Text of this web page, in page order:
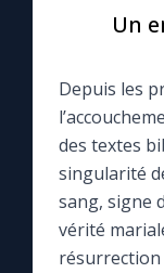
La vidéo de la
Le magazine
Le site internet
Questions-
Un
Depuis les
des textes
singularité
sang, signe
vérité